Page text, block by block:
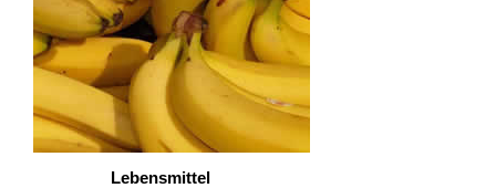
Lebensmittel